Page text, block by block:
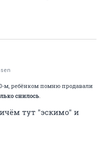
м, ребёнком помню продавали
снилось.
тут "эскимо" и